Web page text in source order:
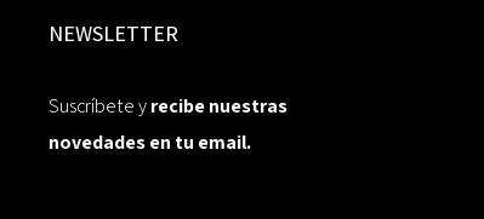
NEWSLETTER
Suscríbete yrecibe nuestras
novedades en tu email.